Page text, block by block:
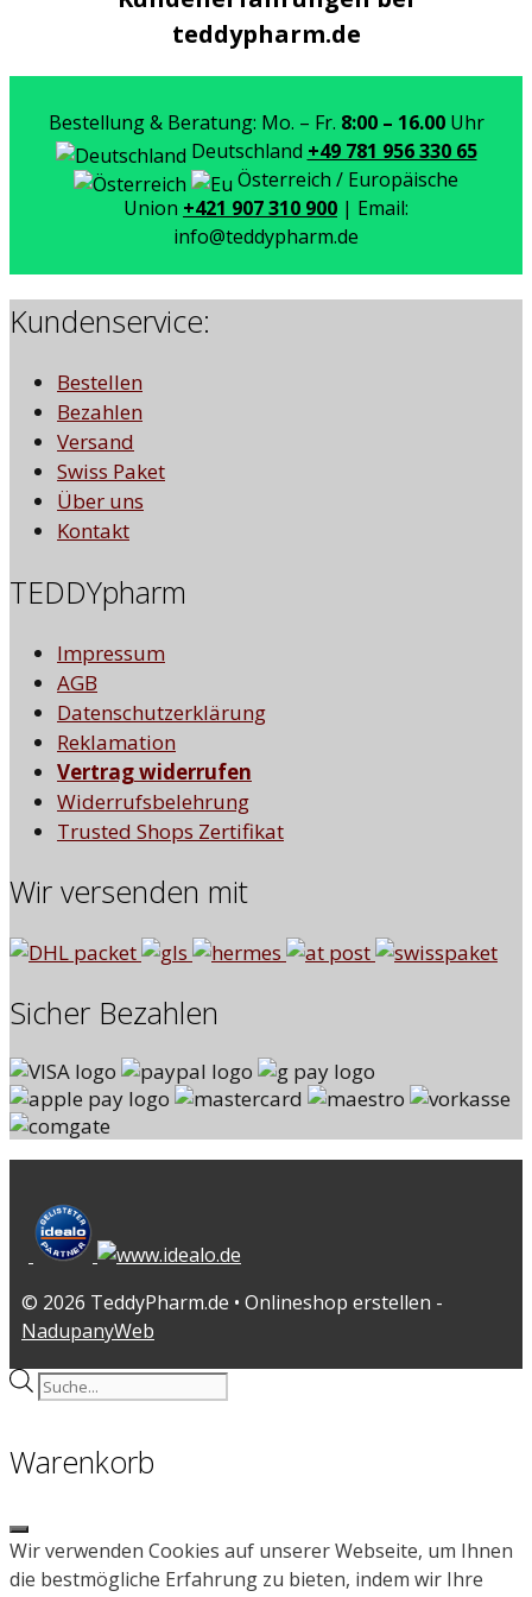
teddypharm.de
Bestellung & Beratung: Mo. – Fr. 8:00 – 16.00Uhr
Deutschland +49 781 956 330 65
Österreich / Europäische
Union +421 907 310 900 | Email:
info@teddypharm.de
Kundenservice:
Bestellen
Bezahlen
Versand
Swiss Paket
Über uns
Kontakt
TEDDYpharm
Impressum
AGB
Datenschutzerklärung
Reklamation
Vertrag widerrufen
Widerrufsbelehrung
Trusted Shops Zertifikat
Wir versenden mit
Sicher Bezahlen
© 2026 TeddyPharm.de • Onlineshop erstellen -
NadupanyWeb
Products
Warenkorb
Close
Wir verwenden Cookies auf unserer Webseite, um Ihnen
die bestmögliche Erfahrung zu bieten, indem wir Ihre